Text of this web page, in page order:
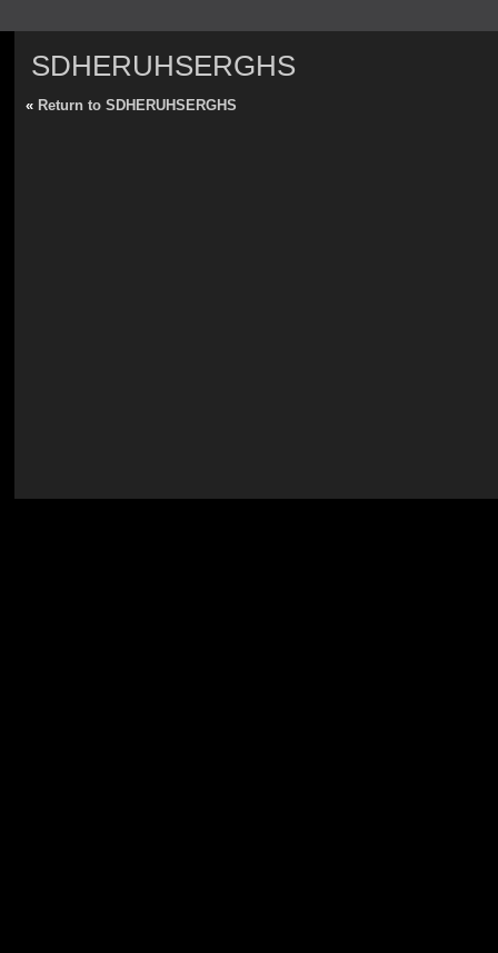
SDHERUHSERGHS
« Return to SDHERUHSERGHS